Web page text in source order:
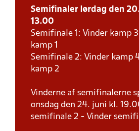
Semifinaler lørdag den
13.00
Semifinale 1: Vinder kamp
kamp 1
Semifinale 2: Vinder kamp
kamp 2
Vinderne af semifinalerne
onsdag den 24. juni kl.
semifinale 2 - Vinder